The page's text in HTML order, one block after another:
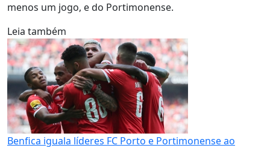
menos um jogo, e do Portimonense.
Leia também
Benfica iguala líderes FC Porto e Portimonense ao